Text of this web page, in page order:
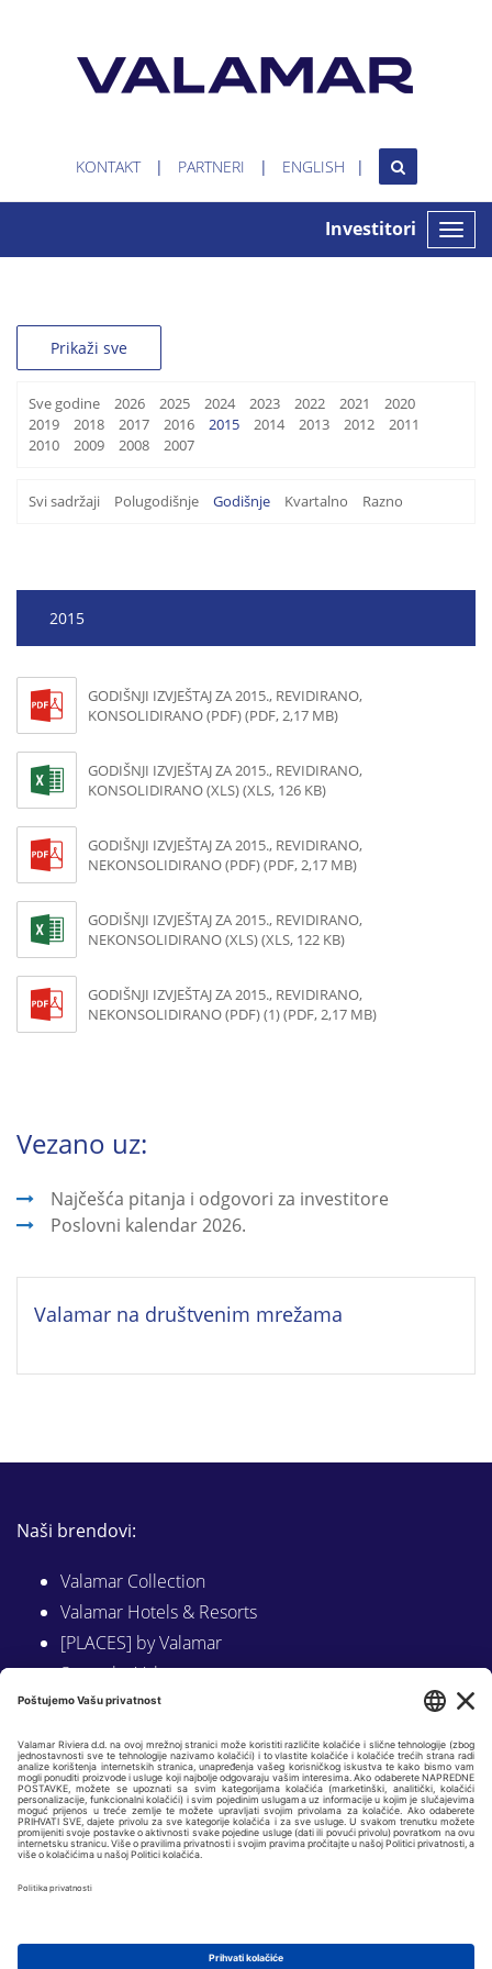
KONTAKT PARTNERI ENGLISH
Toggle
Investitori
Prikaži sve
Sve godine 2026 2025 2024 2023 2022 2021
2020
2019
2018 2017 2016 2015 2014 2013 2012
2011
2010
2009 2008 2007
Svi sadržaji Polugodišnje Godišnje Kvartalno Razno
2015
GODIŠNJI IZVJEŠTAJ ZA 2015., REVIDIRANO,
KONSOLIDIRANO (PDF) (PDF, 2,17 MB)
GODIŠNJI IZVJEŠTAJ ZA 2015., REVIDIRANO,
KONSOLIDIRANO (XLS) (XLS, 126 KB)
GODIŠNJI IZVJEŠTAJ ZA 2015., REVIDIRANO,
NEKONSOLIDIRANO (PDF) (PDF, 2,17 MB)
GODIŠNJI IZVJEŠTAJ ZA 2015., REVIDIRANO,
NEKONSOLIDIRANO (XLS) (XLS, 122 KB)
GODIŠNJI IZVJEŠTAJ ZA 2015., REVIDIRANO,
NEKONSOLIDIRANO (PDF) (1) (PDF, 2,17 MB)
Vezano uz:
Najčešća pitanja i odgovori za investitore
Poslovni kalendar 2026.
Valamar na društvenim mrežama
Naši brendovi:
Valamar Collection
Valamar Hotels & Resorts
[PLACES] by Valamar
Sunny by Valamar
Valamar Camping
Istraži na Valamar.com
Slijedite nas na: